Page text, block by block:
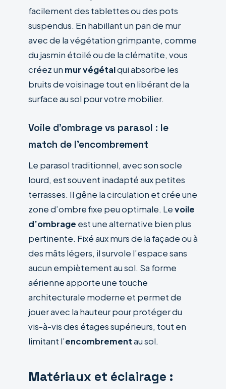
facilement des tablettes ou des pots
suspendus. En habillant un pan de mur
avec de la végétation grimpante, comme
du jasmin étoilé ou de la clématite, vous
créez un mur végétalqui absorbe les
bruits de voisinage tout en libérant de la
surface au sol pour votre mobilier.
Voile d’ombrage vs parasol : le
match de l’encombrement
Le parasol traditionnel, avec son socle
lourd, est souvent inadapté aux petites
terrasses. Il gêne la circulation et crée une
zone d’ombre fixe peu optimale. Levoile
d’ombrage est une alternative bien plus
pertinente. Fixé aux murs de la façade ou à
des mâts légers, il survole l’espace sans
aucun empiètement au sol. Sa forme
aérienne apporte une touche
architecturale moderne et permet de
jouer avec la hauteur pour protéger du
vis-à-vis des étages supérieurs, tout en
limitant l’encombrementau sol.
Matériaux et éclairage :